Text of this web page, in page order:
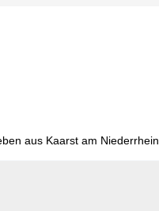
aus Kaarst am Niederrhein.